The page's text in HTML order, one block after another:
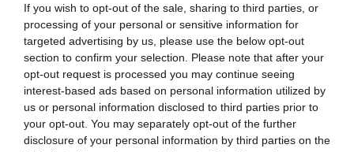
If you wish to opt-out of the sale, sharing to third parties, or
processing of your personal or sensitive information for
targeted advertising by us, please use the below opt-out
section to confirm your selection. Please note that after your
opt-out request is processed you may continue seeing
interest-based ads based on personal information utilized by
us or personal information disclosed to third parties prior to
your opt-out. You may separately opt-out of the further
disclosure of your personal information by third parties on the